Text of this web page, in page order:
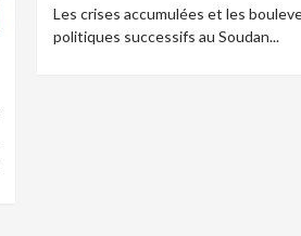
Les crises accumulées et les
politiques successifs au Soudan...